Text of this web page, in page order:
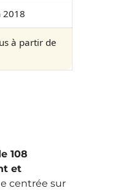
2018
à partir de
108
et
centrée sur